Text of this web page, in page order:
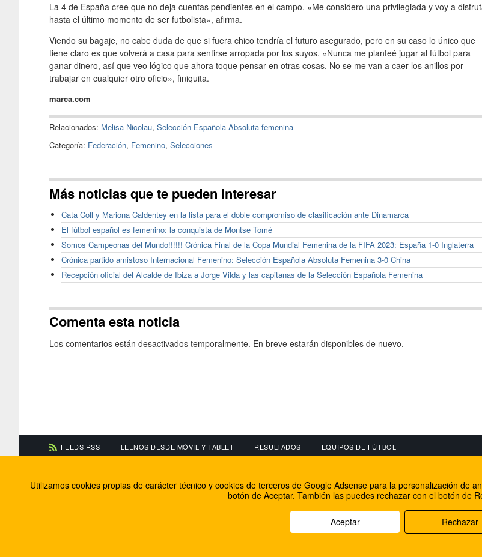
La 4 de España cree que no deja cuentas pendientes en el campo. «Me considero una privilegiada y voy a
hasta el último momento de ser futbolista», afirma.
Viendo su bagaje, no cabe duda de que si fuera chico tendría el futuro asegurado, pero en su caso lo único que
tiene claro es que volverá a casa para sentirse arropada por los suyos. «Nunca me planteé jugar al fútbol para
ganar dinero, así que veo lógico que ahora toque pensar en otras cosas. No se me van a caer los anillos por
trabajar en cualquier otro oficio», finiquita.
marca.com
Relacionados: Melisa Nicolau, Selección Española Absoluta femenina
Categoría: Federación, Femenino, Selecciones
Más noticias que te pueden interesar
Cata Coll y Mariona Caldentey en la lista para el doble compromiso de clasificación ante Dinamarca
El fútbol español es femenino: la conquista de Montse Tomé
Somos Campeonas del Mundo!!!!!! Crónica Final de la Copa Mundial Femenina de la FIFA 2023: España 1-0 Inglaterra
Crónica partido amistoso Internacional Femenino: Selección Española Absoluta Femenina 3-0 China
Recepción oficial del Alcalde de Ibiza a Jorge Vilda y las capitanas de la Selección Española Femenina
Comenta esta noticia
Los comentarios están desactivados temporalmente. En breve estarán disponibles de nuevo.
FEEDS RSS LEENOS DESDE MÓVIL Y TABLET RESULTADOS EQUIPOS DE FÚTBOL
Información de contacto
El equipo de FútbolBalear
Soluciones Corporativas IP
Facebook
Twitter
Utilizamos cookies propias de carácter técnico y cookies de terceros de Google Adsense para la personalización de
botón de Aceptar. También las puedes rechazar con el botón de
Aceptar Rechazar